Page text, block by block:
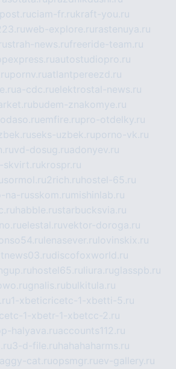
ciam-fr.rukraft-you.ru
web-explore.ru rastenuya.ru
strah-news.rufreeride-team.ru
autostudiopro.ru
pornv.ruatlantpereezd.ru
a-cdc.ruelektrostal-news.ru
budem-znakomye.ru
emfire.rupro-otdelky.ru
seks-uzbek.ruporno-vk.ru
vd-dosug.ruadonyev.ru
skvirt.rukrospr.ru
sormol.ru2rich.ru hostel-65.ru
na-russkom.ru mishinlab.ru
habble.rustarbucksvia.ru
elestal.ruvektor-doroga.ru
lenasever.ru lovinskix.ru
discofoxworld.ru
hostel65.ru liura.ruglasspb.ru
gnalis.rubulkitula.ru
1-xbeticricetc-1-xbetti-5.ru
1-xbetr-1-xbetcc-2.ru
halyava.ruaccounts112.ru
3-d-file.ru hahahaharms.ru
cat.ruopsmgr.ruev-gallery.ru